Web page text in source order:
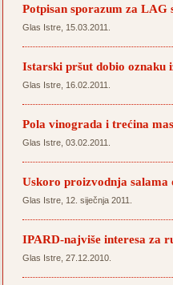
Potpisan sporazum za LAG
Glas Istre, 15.03.2011.
Istarski pršut dobio oznaku
Glas Istre, 16.02.2011.
Pola vinograda i trećina
Glas Istre, 03.02.2011.
Uskoro proizvodnja salama
Glas Istre, 12. siječnja 2011.
IPARD-najviše interesa za
Glas Istre, 27.12.2010.